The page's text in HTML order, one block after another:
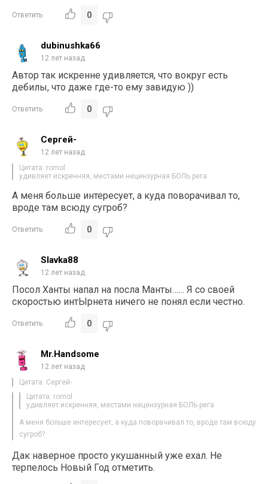
Ответить 0
dubinushka66
12 лет назад
Автор так искренне удивляется, что вокруг есть
дебилы, что даже где-то ему завидую ))
Ответить 0
Сергей-
12 лет назад
Цитата: romol
удивляет искренняя, местами нецензурная БОЛЬ рега
А меня больше интересует, а куда поворачивал то,
вроде там всюду сугроб?
Ответить 0
Slavka88
12 лет назад
Посол Ханты напал на посла Манты…… Я со своей
скоростью интЫрнета ничего не понял если честно.
Ответить 0
Mr.Handsome
12 лет назад
Цитата: Сергей-
Цитата: romol
удивляет искренняя, местами нецензурная БОЛЬ рега
А меня больше интересует, а куда поворачивал то, вроде там всюду
сугроб?
Дак наверное просто укушанный уже ехал. Не
терпелось Новый Год отметить.